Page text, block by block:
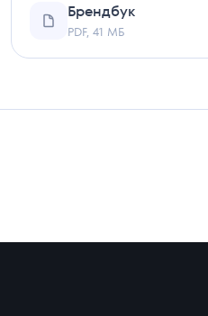
Брендбук
PDF, 41 МБ